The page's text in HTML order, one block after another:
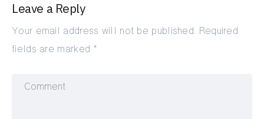
Leave a Reply
Your email address will not be published. Required
fields are marked *